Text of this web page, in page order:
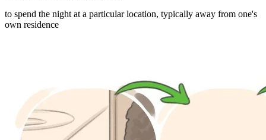
to spend the night at a particular location, typically away from one's
own residence